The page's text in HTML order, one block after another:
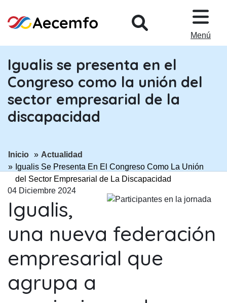
Menú
Igualis se presenta en el
Congreso como la unión del
sector empresarial de la
discapacidad
ir a página:
Inicio ir a página:
Actualidad
Igualis Se Presenta En El Congreso Como La Unión
del Sector Empresarial de La Discapacidad
04 Diciembre 2024
Igualis,
una nueva federación
empresarial que
agrupa a